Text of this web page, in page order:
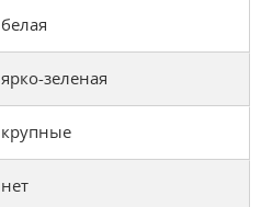
белая
ярко-зеленая
крупные
нет